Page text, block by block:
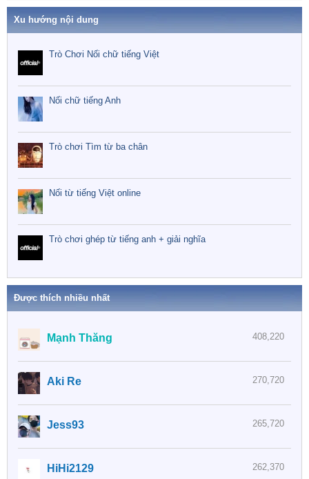
Xu hướng nội dung
Trò Chơi Nối chữ tiếng Việt
Nối chữ tiếng Anh
Trò chơi Tìm từ ba chân
Nối từ tiếng Việt online
Trò chơi ghép từ tiếng anh + giải nghĩa
Được thích nhiều nhất
408,220
Mạnh Thăng
270,720
Aki Re
265,720
Jess93
262,370
HiHi2129